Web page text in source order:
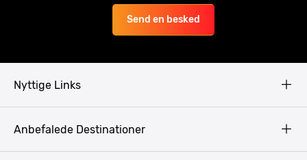
Send en besked
Nyttige Links
Anbefalede Destinationer